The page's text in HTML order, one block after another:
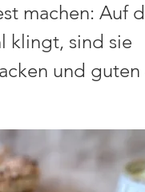
machen: Auf
klingt, sind sie
und